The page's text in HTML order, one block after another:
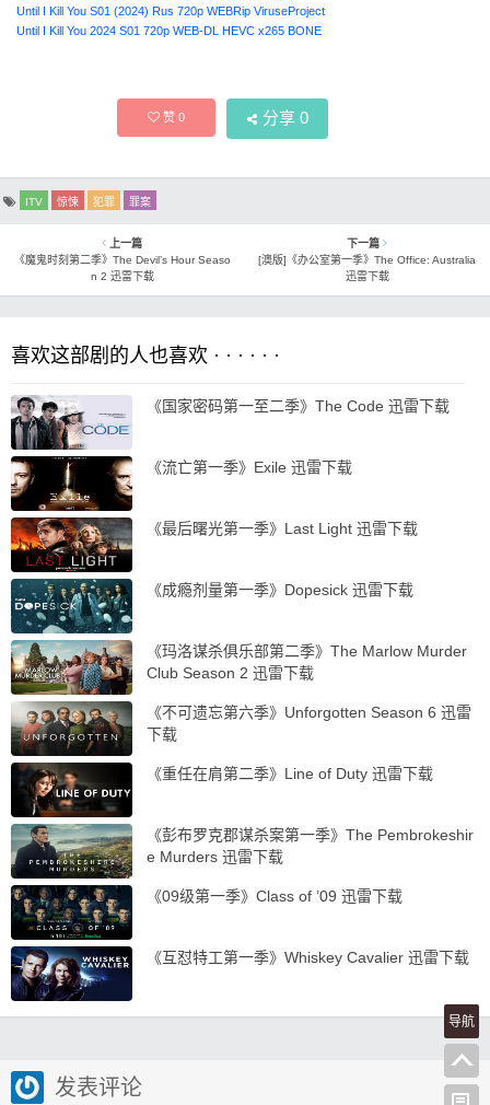
Until I Kill You S01 (2024) Rus 720р WEBRip ViruseProject
Until I Kill You 2024 S01 720p WEB-DL HEVC x265 BONE
赞0 分享 0
ITV 惊悚 犯罪 罪案
上一篇
《魔鬼时刻第二季》The Devil’s Hour Seaso
n 2 迅雷下载
下一篇
[澳版]《办公室第一季》The Office: Australia
迅雷下载
喜欢这部剧的人也喜欢 · · · · · ·
《国家密码第一至二季》The Code 迅雷下载
《流亡第一季》Exile 迅雷下载
《最后曙光第一季》Last Light 迅雷下载
《成瘾剂量第一季》Dopesick 迅雷下载
《玛洛谋杀俱乐部第二季》The Marlow Murder
Club Season 2 迅雷下载
《不可遗忘第六季》Unforgotten Season 6 迅雷
下载
《重任在肩第二季》Line of Duty 迅雷下载
《彭布罗克郡谋杀案第一季》The Pembrokeshir
e Murders 迅雷下载
《09级第一季》Class of ’09 迅雷下载
《互怼特工第一季》Whiskey Cavalier 迅雷下载
发表评论
导航